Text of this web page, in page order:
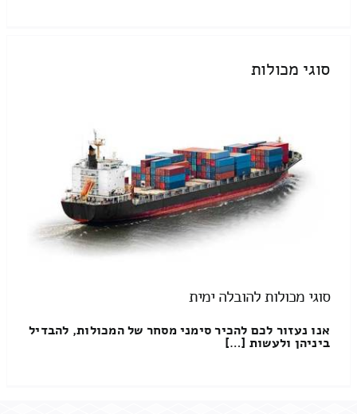
סוגי מכולות
סוגי מכולות להובלה ימית
אנו נעזור לכם להכיר סימני מסחר של המכולות, להבדיל
ביניהן ולעשות […]